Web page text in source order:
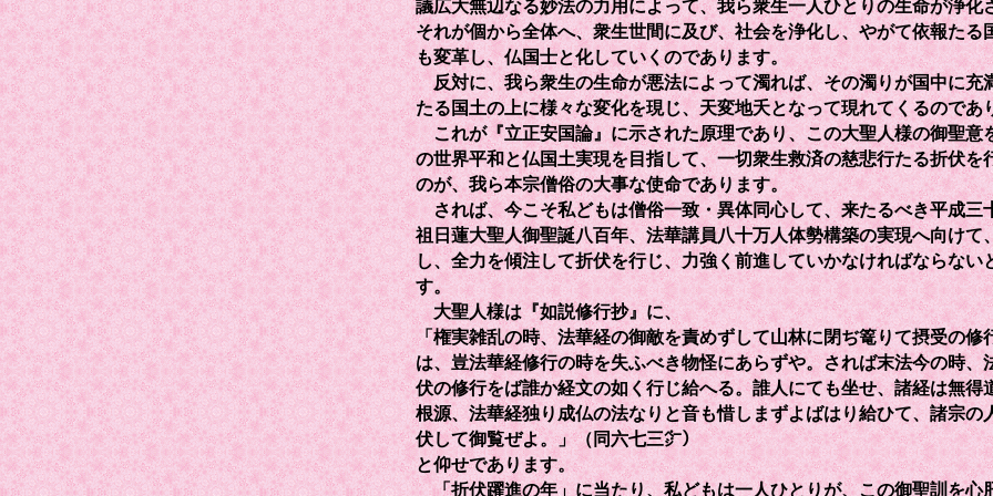
議広大無辺なる妙法の力用によって、我ら衆生一人ひとりの生命が浄化
それが個から全体へ、衆生世間に及び、社会を浄化し、やがて依報たる
も変革し、仏国士と化していくのであります。
反対に、我ら衆生の生命が悪法によって濁れば、その濁りが国中に充
たる国土の上に様々な変化を現じ、天変地夭となって現れてくるのであ
これが『立正安国論』に示された原理であり、この大聖人様の御聖意
の世界平和と仏国土実現を目指して、一切衆生救済の慈悲行たる折伏を
のが、我ら本宗僧俗の大事な使命であります。
されば、今こそ私どもは僧俗一致・異体同心して、来たるべき平成三
祖日蓮大聖人御聖誕八百年、法華講員八十万人体勢構築の実現へ向けて
し、全力を傾注して折伏を行じ、力強く前進していかなければならない
す。
大聖人様は『如説修行抄』に、
「権実雑乱の時、法華経の御敵を責めずして山林に閉ぢ篭りて摂受の修
は、豈法華経修行の時を失ふべき物怪にあらずや。されば末法今の時、
伏の修行をば誰か経文の如く行じ給へる。誰人にても坐せ、諸経は無得
根源、法華経独り成仏の法なりと音も惜しまずよばはり給ひて、諸宗の
伏して御覧ぜよ。」（同六七三㌻）
と仰せであります。
「折伏躍進の年」に当たり、私どもは一人ひとりが、この御聖訓を心